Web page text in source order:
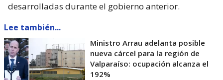
desarrolladas durante el gobierno anterior.
Lee también...
Ministro Arrau adelanta posible
nueva cárcel para la región de
Valparaíso: ocupación alcanza el
192%